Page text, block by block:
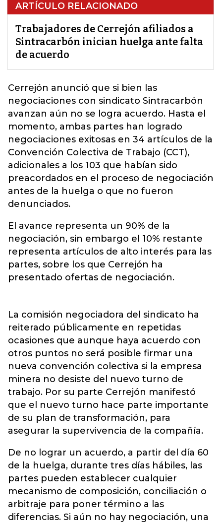
ARTÍCULO RELACIONADO
Trabajadores de Cerrejón afiliados a
Sintracarbón inician huelga ante falta
de acuerdo
Cerrejón anunció que si bien las
negociaciones con sindicato Sintracarbón
avanzan aún no se logra acuerdo. Hasta el
momento, ambas partes han logrado
negociaciones exitosas en 34 artículos de la
Convención Colectiva de Trabajo (CCT),
adicionales a los 103 que habían sido
preacordados en el proceso de negociación
antes de la huelga o que no fueron
denunciados.
El avance representa un 90% de la
negociación, sin embargo el 10% restante
representa artículos de alto interés para las
partes, sobre los que Cerrejón ha
presentado ofertas de negociación.
La comisión negociadora del sindicato ha
reiterado públicamente en repetidas
ocasiones que aunque haya acuerdo con
otros puntos no será posible firmar una
nueva convención colectiva si la empresa
minera no desiste del nuevo turno de
trabajo. Por su parte Cerrejón manifestó
que el nuevo turno hace parte importante
de su plan de transformación, para
asegurar la supervivencia de la compañía.
De no lograr un acuerdo, a partir del día 60
de la huelga, durante tres días hábiles, las
partes pueden establecer cualquier
mecanismo de composición, conciliación o
arbitraje para poner término a las
diferencias. Si aún no hay negociación, una